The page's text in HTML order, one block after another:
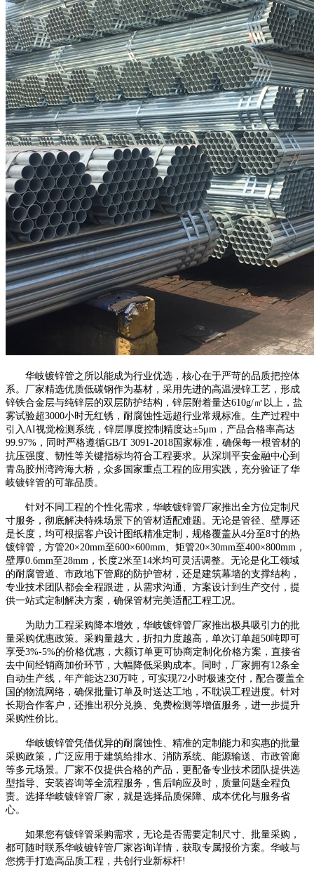
华岐镀锌管之所以能成为行业优选，核心在于严苛的品质把控体
系。厂家精选优质低碳钢作为基材，采用先进的高温浸锌工艺，形成
锌铁合金层与纯锌层的双层防护结构，锌层附着量达610g/㎡以上，盐
雾试验超3000小时无红锈，耐腐蚀性远超行业常规标准。生产过程中
引入AI视觉检测系统，锌层厚度控制精度达±5μm，产品合格率高达
99.97%，同时严格遵循GB/T 3091-2018国家标准，确保每一根管材的
抗压强度、韧性等关键指标均符合工程要求。从深圳平安金融中心到
青岛胶州湾跨海大桥，众多国家重点工程的应用实践，充分验证了华
岐镀锌管的可靠品质。
针对不同工程的个性化需求，华岐镀锌管厂家推出全方位定制尺
寸服务，彻底解决特殊场景下的管材适配难题。无论是管径、壁厚还
是长度，均可根据客户设计图纸精准定制，规格覆盖从4分至8寸的热
镀锌管，方管20×20mm至600×600mm、矩管20×30mm至400×800mm，
壁厚0.6mm至28mm，长度2米至14米均可灵活调整。无论是化工领域
的耐腐管道、市政地下管廊的防护管材，还是建筑幕墙的支撑结构，
专业技术团队都会全程跟进，从需求沟通、方案设计到生产交付，提
供一站式定制解决方案，确保管材完美适配工程工况。
为助力工程采购降本增效，华岐镀锌管厂家推出极具吸引力的批
量采购优惠政策。采购量越大，折扣力度越高，单次订单超50吨即可
享受3%-5%的价格优惠，大额订单更可协商定制化价格方案，直接省
去中间经销商加价环节，大幅降低采购成本。同时，厂家拥有12条全
自动生产线，年产能达230万吨，可实现72小时极速交付，配合覆盖全
国的物流网络，确保批量订单及时送达工地，不耽误工程进度。针对
长期合作客户，还推出积分兑换、免费检测等增值服务，进一步提升
采购性价比。
华岐镀锌管凭借优异的耐腐蚀性、精准的定制能力和实惠的批量
采购政策，广泛应用于建筑给排水、消防系统、能源输送、市政管廊
等多元场景。厂家不仅提供合格的产品，更配备专业技术团队提供选
型指导、安装咨询等全流程服务，售后响应及时，质量问题全程负
责。选择华岐镀锌管厂家，就是选择品质保障、成本优化与服务省
心。
如果您有镀锌管采购需求，无论是否需要定制尺寸、批量采购，
都可随时联系华岐镀锌管厂家咨询详情，获取专属报价方案。华岐与
您携手打造高品质工程，共创行业新标杆!